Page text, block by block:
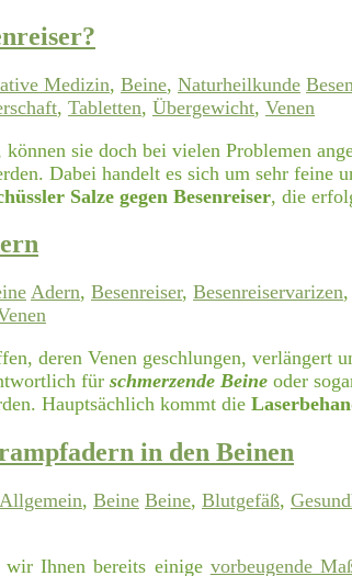
Medizin, Beine, Naturheilkunde
, Tabletten, Übergewicht, Venen
sie doch bei vielen Problemen
Dabei handelt es sich um sehr
Salze gegen Besenreiser, die
Adern, Besenreiser, Besenreiservarizen,
deren Venen geschlungen,
für schmerzende Beine oder
Hauptsächlich kommt die
in den Beinen
Allgemein, Beine Beine, Blutgefäß,
Ihnen bereits einige vorbeugende